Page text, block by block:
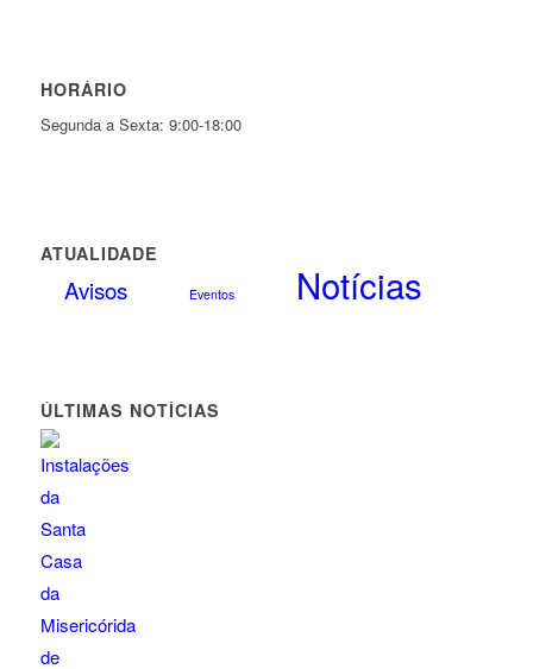
HORÁRIO
Segunda a Sexta: 9:00-18:00
ATUALIDADE
Avisos Eventos Notícias
ÚLTIMAS NOTÍCIAS